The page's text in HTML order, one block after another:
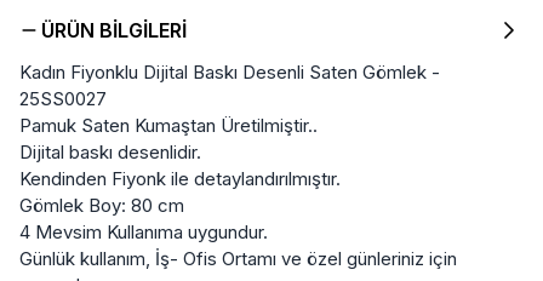
ÜRÜN BILGILERI
Kadın Fiyonklu Dijital Baskı Desenli Saten Gömlek -
25SS0027
Pamuk Saten Kumaştan Üretilmiştir..
Dijital baskı desenlidir.
Kendinden Fiyonk ile detaylandırılmıştır.
Gömlek Boy: 80 cm
4 Mevsim Kullanıma uygundur.
Günlük kullanım, İş- Ofis Ortamı ve özel günleriniz için